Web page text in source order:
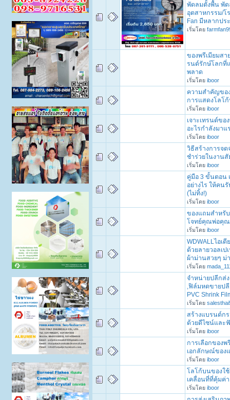
พัดลมตั้งพื้น พั
อุตสาหกรรม/โ
Fan มีหลากปร
เริ่มโดย
ของพรีเมียมสา
รนด์รักษ์โลกที่
พลาด
เริ่มโดย iboor
ความสำคัญขอ
การแสดงโลโ
เริ่มโดย iboor
เจาะเทรนด์ขอ
อะไรกำลังมาแ
เริ่มโดย iboor
วิธีสร้างการจ
ชำร่วยในงาน
เริ่มโดย iboor
คู่มือ 3 ขั้นตอน
อย่างไร ให้คน
(ไม่ทิ้ง!)
เริ่มโดย iboor
ของแถมสำหรั
โจทย์คุณพ่อคุณ
เริ่มโดย iboor
WDWALLไอเ
ด้วยลายวอลเป
ผ้าม่านสวยๆ ม่
เริ่มโดย
จำหน่ายปลีกส่
,ฟิล์มหดขายป
PVC Shrink
เริ่มโดย
สร้างแบรนด์ก
ด้วยดีไซน์และ
เริ่มโดย iboor
การเลือกของพ
เอกลักษณ์ของ
เริ่มโดย iboor
โลโก้บนของใ
เคลื่อนที่ที่คุ้มค่า
เริ่มโดย iboor